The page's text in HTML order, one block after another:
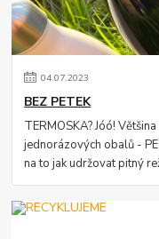
04.07.2023
BEZ PETEK
TERMOSKA? Jóó!
jednorázových obalů -
na to jak udržovat pitný